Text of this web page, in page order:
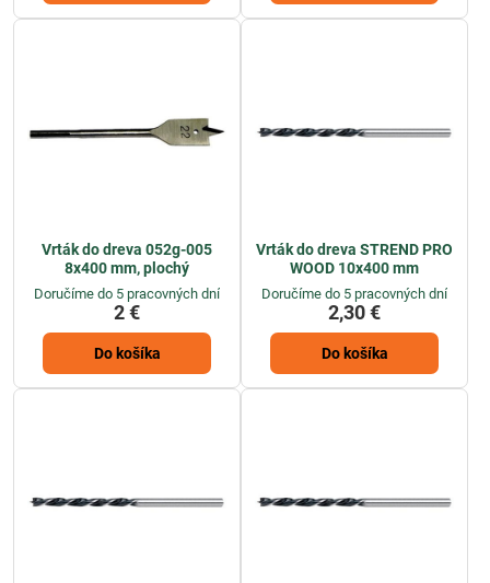
Vrták do dreva 052g-005
8x400 mm, plochý
Doručíme do 5 pracovných dní
2 €
Do košíka
Vrták do dreva STREND PRO
WOOD 10x400 mm
Doručíme do 5 pracovných dní
2,30 €
Do košíka